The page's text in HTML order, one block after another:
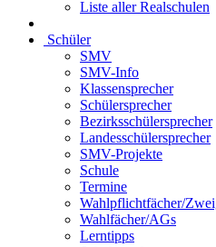
Liste aller Realschulen
Schüler
SMV
SMV-Info
Klassensprecher
Schülersprecher
Bezirksschülersprecher
Landesschülersprecher
SMV-Projekte
Schule
Termine
Wahlpflichtfächer/
Wahlfächer/AGs
Lerntipps